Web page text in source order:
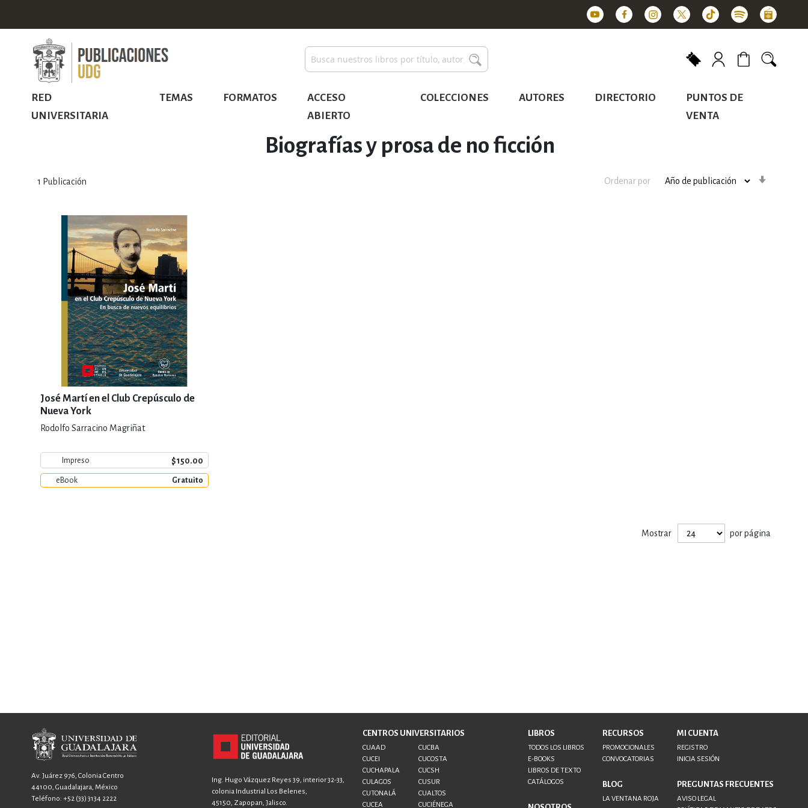
Buscar
RED
UNIVERSITARIA
TEMAS FORMATOS
ACCESO
ABIERTO
COLECCIONES AUTORES DIRECTORIO
PUNTOS DE
VENTA
Biografías y prosa de no ficción
1 Publicación Ordenar por
José Martí en el Club Crepúsculo de
Nueva York
Rodolfo Sarracino Magriñat
Impreso $150.00
eBook Gratuito
Mostrar por página
Av. Juárez 976, Colonia Centro
44100, Guadalajara, México
Teléfono: +52 (33) 3134 2222
Ing. Hugo Vázquez Reyes 39, interior 32-33,
colonia Industrial Los Belenes,
45150, Zapopan, Jalisco.
CENTROS UNIVERSITARIOS
CUAAD
CUCBA
CUCEI
CUCOSTA
CUCHAPALA
CUCSH
CULAGOS
CUSUR
CUTONALÁ
CUALTOS
CUCEA
CUCIÉNEGA
LIBROS
TODOS LOS LIBROS
E-BOOKS
LIBROS DE TEXTO
CATÁLOGOS
RECURSOS
PROMOCIONALES
CONVOCATORIAS
BLOG
LA VENTANA ROJA
MI CUENTA
REGISTRO
INICIA SESIÓN
PREGUNTAS FRECUENTES
AVISO LEGAL